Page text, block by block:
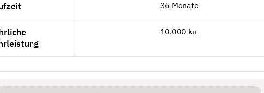
36 Monate
10.000 km